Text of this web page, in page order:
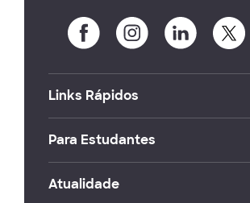
Links Rápidos
Para Estudantes
Atualidade